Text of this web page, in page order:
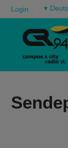
Login ▾